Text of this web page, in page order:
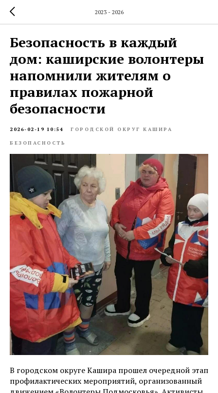
2023 - 2026
Безопасность в каждый
дом: каширские волонтеры
напомнили жителям о
правилах пожарной
безопасности
2026-02-19 10:54 ГОРОДСКОЙ ОКРУГ КАШИРА
БЕЗОПАСНОСТЬ
В городском округе Кашира прошел очередной этап
профилактических мероприятий, организованный